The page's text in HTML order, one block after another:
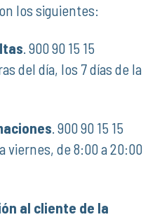
los siguientes:
. 900 90 15 15
del día, los 7 días de la
. 900 90 15 15
viernes, de 8:00 a 20:00
al cliente de la